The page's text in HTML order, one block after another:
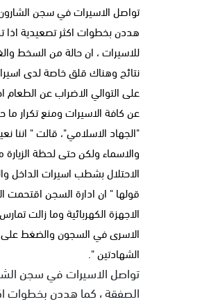
تواصل الاسيرات في سجن
هددن بخطوات اكثر تصعيدية اذا
للاسيرات ، ان حالة من السخط
نتائج وهناك قلق خاصة لدى
على التوالي الاضراب عن الطعام
"الجهاد الاسلامي"، قالت " اننا
والاسماء ولكن حتى لحظة
الاحتلال بشطب اسيرات
قولها " ان ادارة السجن
الاجهزة الكهربائية وما زالت
الاسرى في السجون والضغط على
الشهادتين ".
تواصل الاسيرات في سجن
الصفقة ، كما هددن بخطوات